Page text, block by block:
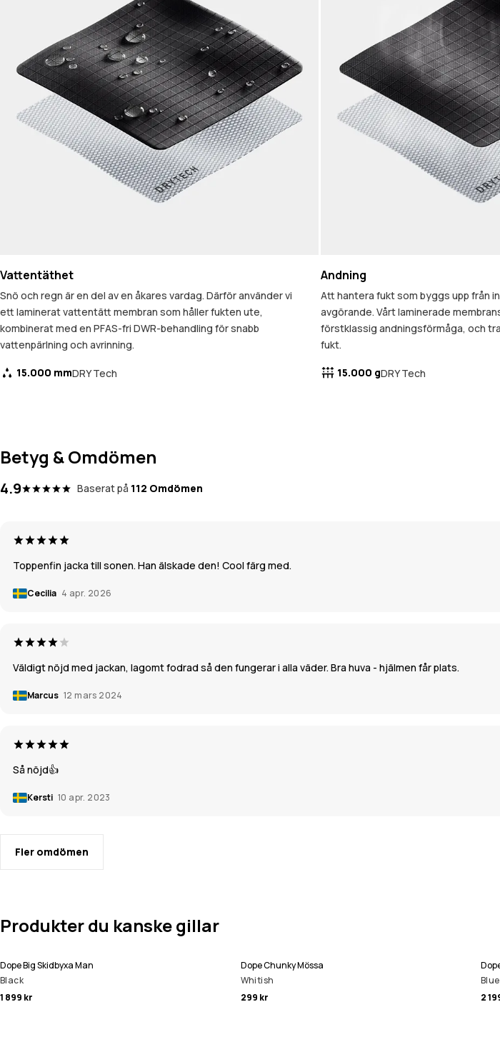
Vattentäthet
Snö och regn är en del av en åkares vardag. Därför använder vi
ett laminerat vattentätt membran som håller fukten ute,
kombinerat med en PFAS-fri DWR-behandling för snabb
vattenpärlning och avrinning.
15.000 mmDRY Tech
Andning
Att hantera fukt som byggs upp från
avgörande. Vårt laminerade
förstklassig andningsförmåga, och
fukt.
15.000 gDRY Tech
Betyg & Omdömen
4.9 Baserat på 112 Omdömen
Toppenfin jacka till sonen. Han älskade den! Cool färg med.
Cecilia 4 apr. 2026
Väldigt nöjd med jackan, lagomt fodrad så den fungerar i alla väder. Bra huva - hjälmen får plats.
Marcus 12 mars 2024
Så nöjd👍
Kersti 10 apr. 2023
Fler omdömen
Produkter du kanske gillar
Dope Big Skidbyxa Man
Black
1 899 kr
Dope Chunky Mössa
Whitish
299 kr
2